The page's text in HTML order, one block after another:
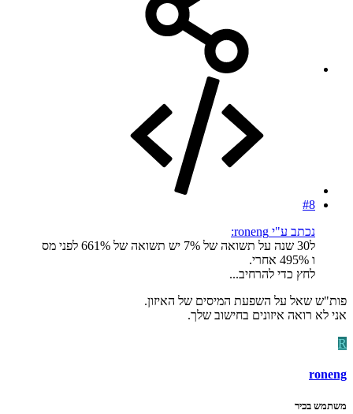
#8
נכתב ע"י roneng:
ל30 שנה על תשואה של 7% יש תשואה של 661% לפני מס
ו 495% אחרי.
לחץ כדי להרחיב...
פות"ש שאל על השפעת המיסים של האיזון.
אני לא רואה איזונים בחישוב שלך.
R
roneng
משתמש בכיר